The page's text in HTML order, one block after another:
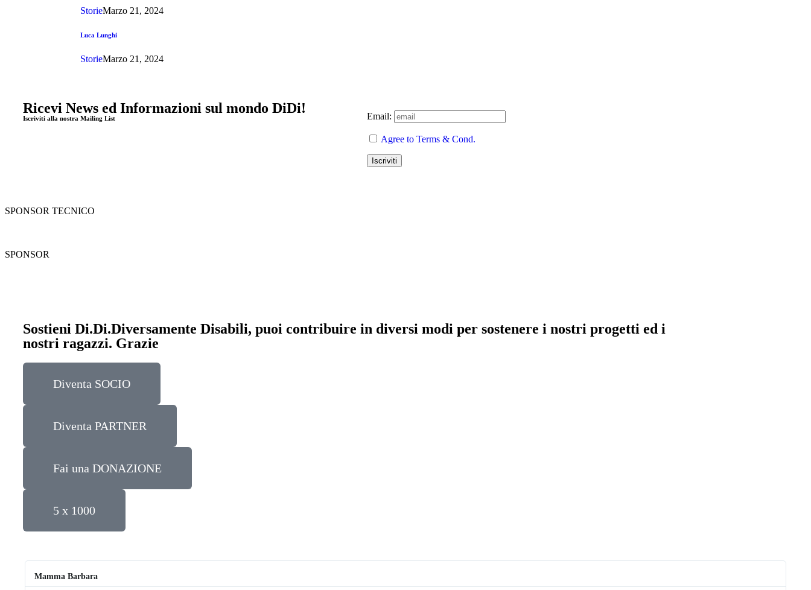
StorieMarzo 21, 2024
Luca Lunghi
StorieMarzo 21, 2024
Ricevi News ed Informazioni sul mondo DiDi!
Iscriviti alla nostra Mailing List Email:
Agree to Terms & Cond.
SPONSOR TECNICO
SPONSOR
Sostieni Di.Di.Diversamente Disabili, puoi contribuire in diversi modi per sostenere i nostri progetti ed i
nostri ragazzi. Grazie
Diventa SOCIO
Diventa PARTNER
Fai una DONAZIONE
5 x 1000
Mamma Barbara